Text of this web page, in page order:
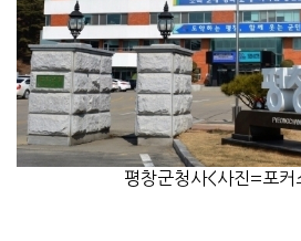
평창군청사<사진=포커